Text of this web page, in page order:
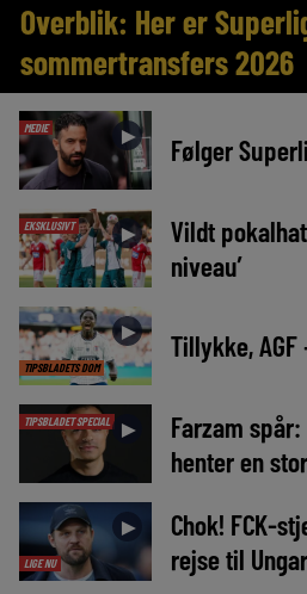
Overblik: Her er
sommertransfers 2026
MEDIE ► Følger
EKSKLUSIVT ►
Vildt
niveau’
TIPSBLADETS DOM
► Tillykke,
TIPSBLADET SPECIAL ►
Farzam spår:
henter en
LIGE NU
►
Chok! FCK-
rejse til